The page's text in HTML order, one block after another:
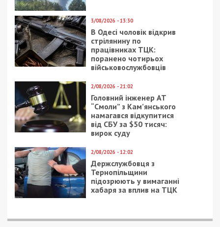
3/08/2026 - 13:30
В Одесі чоловік відкрив
стрілянину по
працівниках ТЦК:
поранено чотирьох
військовослужбовців
2/08/2026 - 21:02
Головний інженер АТ
“Смоли” з Кам’янського
намагався відкупитися
від СБУ за $50 тисяч:
вирок суду
2/08/2026 - 12:02
Держслужбовця з
Тернопільщини
підозрюють у вимаганні
хабаря за вплив на ТЦК